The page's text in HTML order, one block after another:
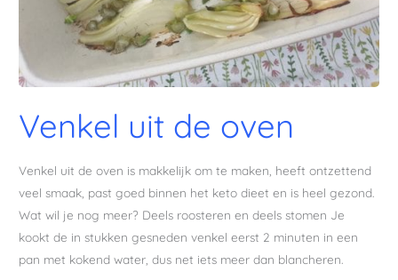
Venkel uit de oven
Venkel uit de oven is makkelijk om te maken, heeft ontzettend
veel smaak, past goed binnen het keto dieet en is heel gezond.
Wat wil je nog meer? Deels roosteren en deels stomen Je
kookt de in stukken gesneden venkel eerst 2 minuten in een
pan met kokend water, dus net iets meer dan blancheren.